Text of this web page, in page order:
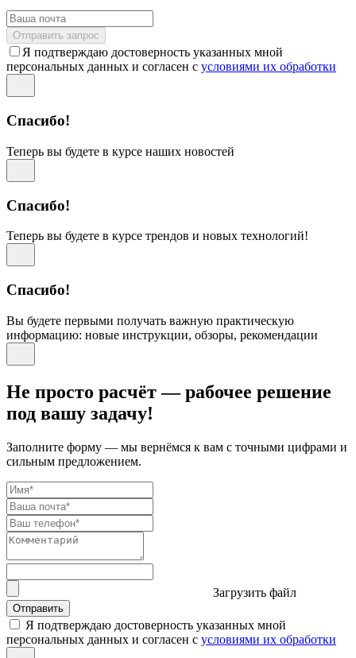
Отправить запрос
Я подтверждаю достоверность указанных мной
персональных данных и согласен с условиями их обработки
Спасибо!
Теперь вы будете в курсе наших новостей
Спасибо!
Теперь вы будете в курсе трендов и новых технологий!
Спасибо!
Вы будете первыми получать важную практическую
информацию: новые инструкции, обзоры, рекомендации
Не просто расчёт — рабочее решение
под вашу задачу!
Заполните форму — мы вернёмся к вам с точными цифрами и
сильным предложением.
Загрузить файл
Отправить
Я подтверждаю достоверность указанных мной
персональных данных и согласен с условиями их обработки